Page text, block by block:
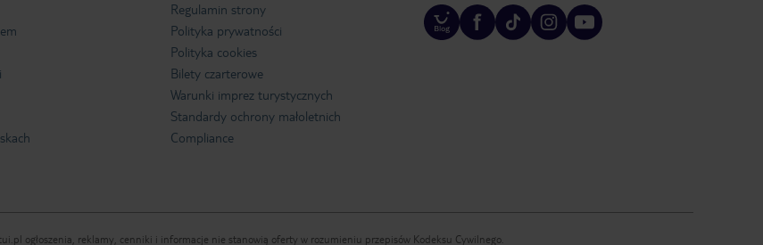
Regulamin strony
Polityka prywatności
Polityka cookies
Bilety czarterowe
Warunki imprez turystycznych
Standardy ochrony małoletnich
Compliance
ogłoszenia, reklamy, cenniki i informacje nie stanowią oferty w rozumieniu przepisów Kodeksu Cywilnego.